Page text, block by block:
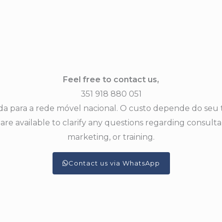
Feel free to contact us,
351 918 880 051
para a rede móvel nacional. O custo depende do seu
available to clarify any questions regarding
marketing, or training.
Contact us via WhatsApp